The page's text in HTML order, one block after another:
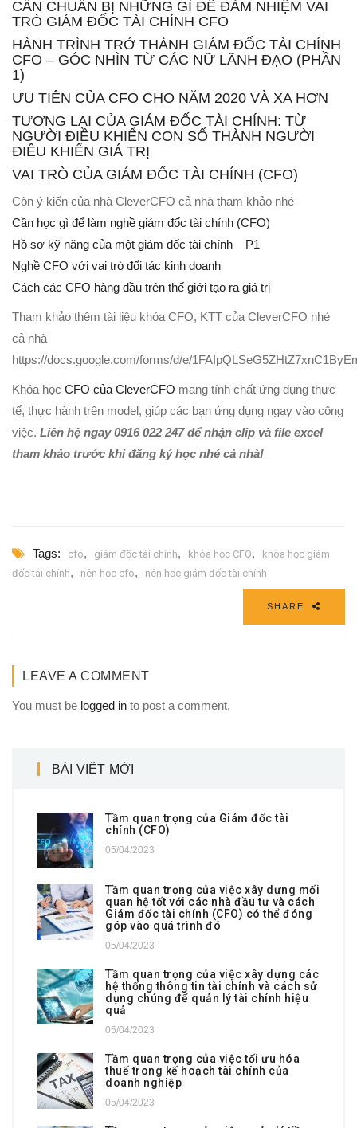
CẦN CHUẨN BỊ NHỮNG GÌ ĐỂ ĐẢM NHIỆM VAI
TRÒ GIÁM ĐỐC TÀI CHÍNH CFO
HÀNH TRÌNH TRỞ THÀNH GIÁM ĐỐC TÀI CHÍNH
CFO – GÓC NHÌN TỪ CÁC NỮ LÃNH ĐẠO (PHẦN
1)
ƯU TIÊN CỦA CFO CHO NĂM 2020 VÀ XA HƠN
TƯƠNG LAI CỦA GIÁM ĐỐC TÀI CHÍNH: TỪ
NGƯỜI ĐIỀU KHIỂN CON SỐ THÀNH NGƯỜI
ĐIỀU KHIỂN GIÁ TRỊ
VAI TRÒ CỦA GIÁM ĐỐC TÀI CHÍNH (CFO)
Còn ý kiến của nhà CleverCFO cả nhà tham khảo nhé
Cần học gì để làm nghề giám đốc tài chính (CFO)
Hồ sơ kỹ năng của một giám đốc tài chính – P1
Nghề CFO với vai trò đối tác kinh doanh
Cách các CFO hàng đầu trên thế giới tạo ra giá trị
Tham khảo thêm tài liệu khóa CFO, KTT của CleverCFO nhé
cả nhà
https://docs.google.com/forms/d/e/
Khóa học CFO của CleverCFO mang tính chất ứng dụng thực
tế, thực hành trên model, giúp các bạn ứng dụng ngay vào công
việc. Liên hệ ngay 0916 022 247 để nhận clip và file excel
tham khảo trước khi đăng ký học nhé cả nhà!
Tags: cfo, giám đốc tài chính, khóa học CFO,
khóa học giám
đốc tài chính, nên học cfo, nên học giám đốc tài chính
SHARE
LEAVE A COMMENT
You must be logged in to post a comment.
BÀI VIẾT MỚI
Tầm quan trọng của Giám đốc tài
chính (CFO)
05/04/2023
Tầm quan trọng của việc xây dựng mối
quan hệ tốt với các nhà đầu tư và cách
Giám đốc tài chính (CFO) có thể đóng
góp vào quá trình đó
05/04/2023
Tầm quan trọng của việc xây dựng các
hệ thống thông tin tài chính và cách sử
dụng chúng để quản lý tài chính hiệu
quả
05/04/2023
Tầm quan trọng của việc tối ưu hóa
thuế trong kế hoạch tài chính của
doanh nghiệp
05/04/2023